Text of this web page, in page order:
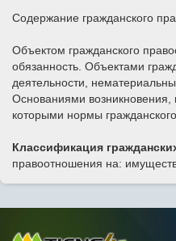
Содержание гражданского
Объектом гражданского
обязанность. Объектами
деятельности,
Основаниями возникновения,
которыми нормы
Классификация
правоотношения на: